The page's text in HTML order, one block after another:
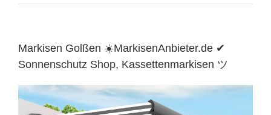
Markisen Golßen ☀️MarkisenAnbieter.de ✔
Sonnenschutz Shop, Kassettenmarkisen ツ